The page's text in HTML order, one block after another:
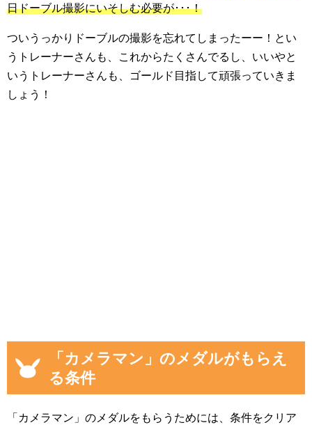
日ドーブル撮影にいそしむ必要が･･･！
ついうっかりドーブルの撮影を忘れてしまったーー！とい
うトレーナーさんも、これからたくさんでるし、いいやと
いうトレーナーさんも、ゴールド目指して頑張っていきま
しょう！
「カメラマン」のメダルがもらえ
る条件
「カメラマン」のメダルをもらうためには、条件をクリア